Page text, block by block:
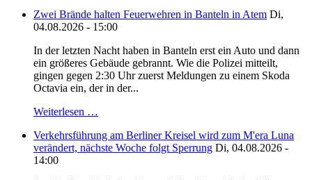
Zwei Brände halten Feuerwehren in Banteln in Atem Di,
04.08.2026 - 15:00
In der letzten Nacht haben in Banteln erst ein Auto und dann
ein größeres Gebäude gebrannt. Wie die Polizei mitteilt,
gingen gegen 2:30 Uhr zuerst Meldungen zu einem Skoda
Octavia ein, der in der...
Weiterlesen …
Verkehrsführung am Berliner Kreisel wird zum M'era Luna
verändert, nächste Woche folgt Sperrung Di, 04.08.2026 -
14:00